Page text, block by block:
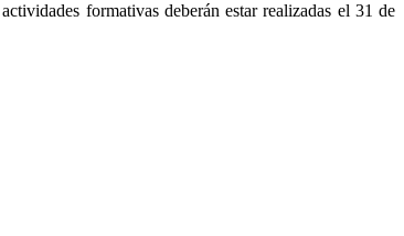
formativas deberán estar realizadas el 31 de